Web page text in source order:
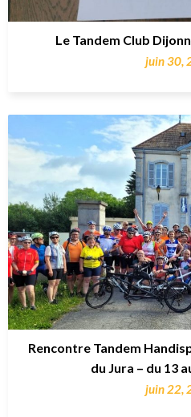
Le Tandem Club
juin 30,
Rencontre Tandem
du Jura – du 13
juin 22,